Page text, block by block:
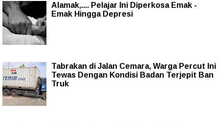
Alamak,.... Pelajar Ini Diperkosa Emak -
Emak Hingga Depresi
Tabrakan di Jalan Cemara, Warga Percut Ini
Tewas Dengan Kondisi Badan Terjepit Ban
Truk